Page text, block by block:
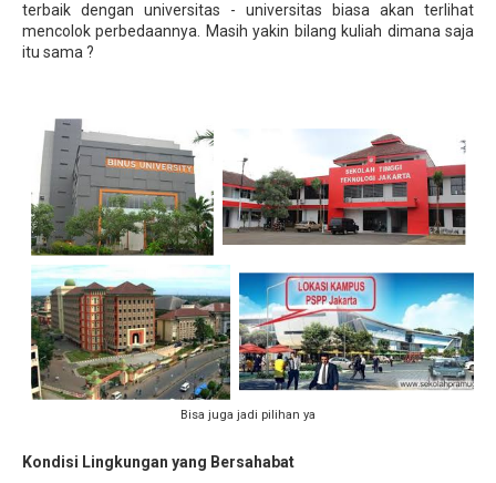
terbaik dengan universitas - universitas biasa akan terlihat
mencolok perbedaannya. Masih yakin bilang kuliah dimana saja
itu sama ?
Bisa juga jadi pilihan ya
Kondisi Lingkungan yang Bersahabat